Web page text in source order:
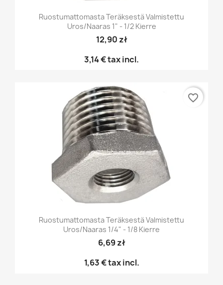
Ruostumattomasta Teräksestä Valmistettu
Uros/naaras 1" - 1/2 Kierre
12,90 zł
3,14 €tax incl.
Ruostumattomasta Teräksestä Valmistettu
Uros/naaras 1/4" - 1/8 Kierre
6,69 zł
1,63 €tax incl.
favorite_border